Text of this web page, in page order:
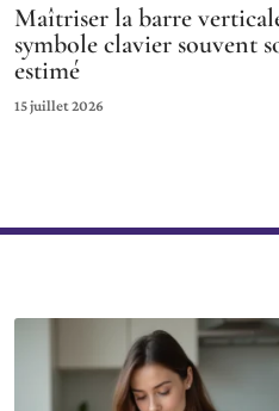
Maîtriser la barre
symbole clavier souvent
estimé
15 juillet 2026